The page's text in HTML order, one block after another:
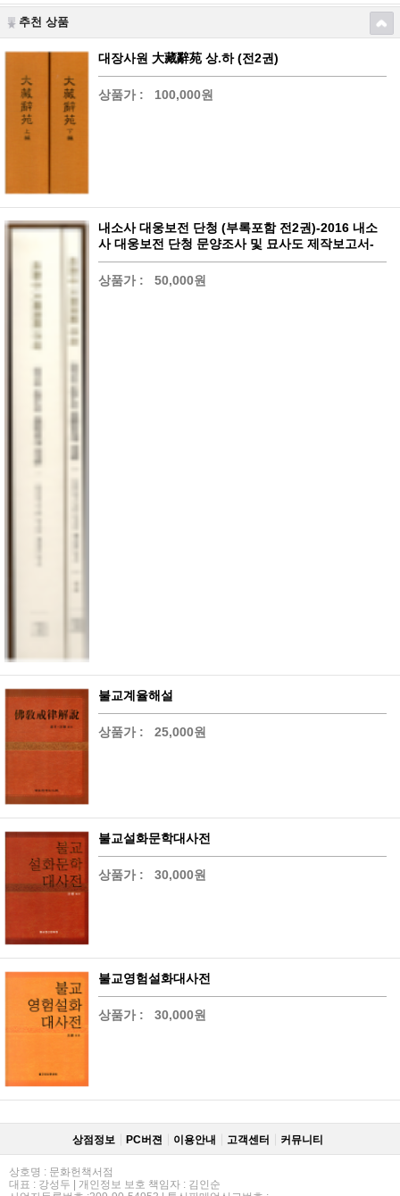
추천 상품
대장사원 大藏辭苑 상.하 (전2권)
상품가 : 100,000원
내소사 대웅보전 단청 (부록포함 전2권)-2016 내소
사 대웅보전 단청 문양조사 및 묘사도 제작보고서-
상품가 : 50,000원
불교계율해설
상품가 : 25,000원
불교설화문학대사전
상품가 : 30,000원
불교영험설화대사전
상품가 : 30,000원
상점정보 PC버젼 이용안내 고객센터 커뮤니티
상호명 : 문화헌책서점
대표 : 강성두 | 개인정보 보호 책임자 : 김인순